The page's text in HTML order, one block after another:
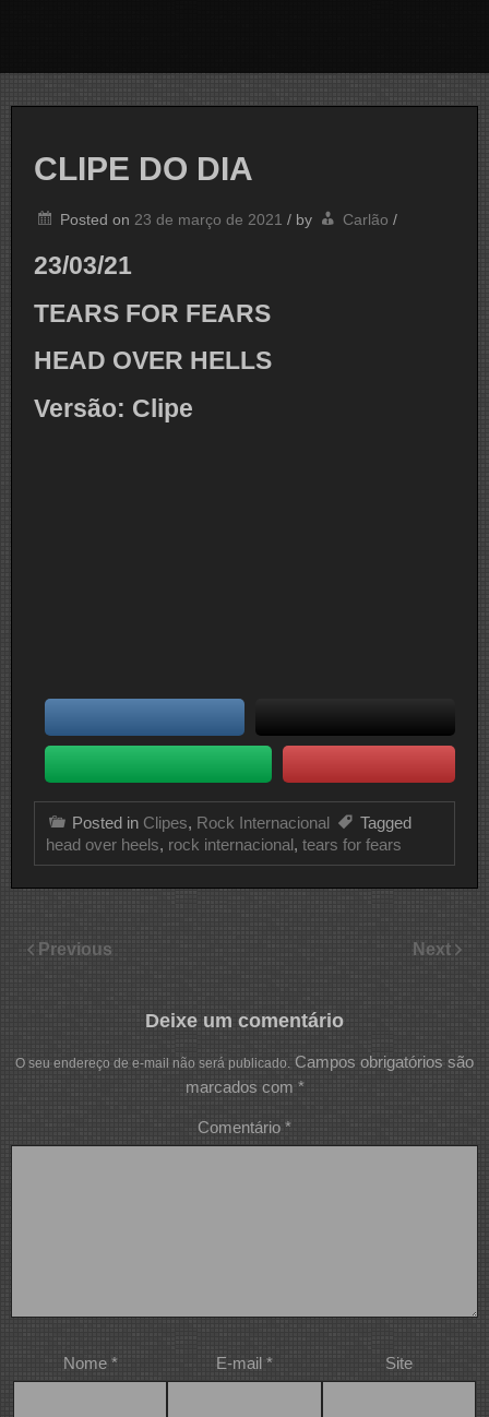
CLIPE DO DIA
Posted on 23 de março de 2021 / by Carlão /
23/03/21
TEARS FOR FEARS
HEAD OVER HELLS
Versão: Clipe
Posted in Clipes, Rock Internacional
Tagged
head over heels, rock internacional, tears for fears
Previous Next
Deixe um comentário
O seu endereço de e-mail não será publicado. Campos obrigatórios são
marcados com *
Comentário *
Nome * E-mail * Site